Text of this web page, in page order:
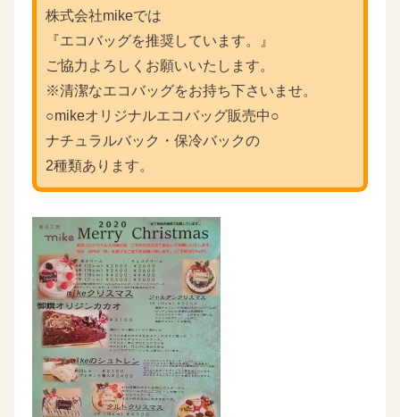
株式会社mikeでは
『エコバッグを推奨しています。』
ご協力よろしくお願いいたします。
※清潔なエコバッグをお持ち下さいませ。
○mikeオリジナルエコバッグ販売中○
ナチュラルバック・保冷バックの
2種類あります。